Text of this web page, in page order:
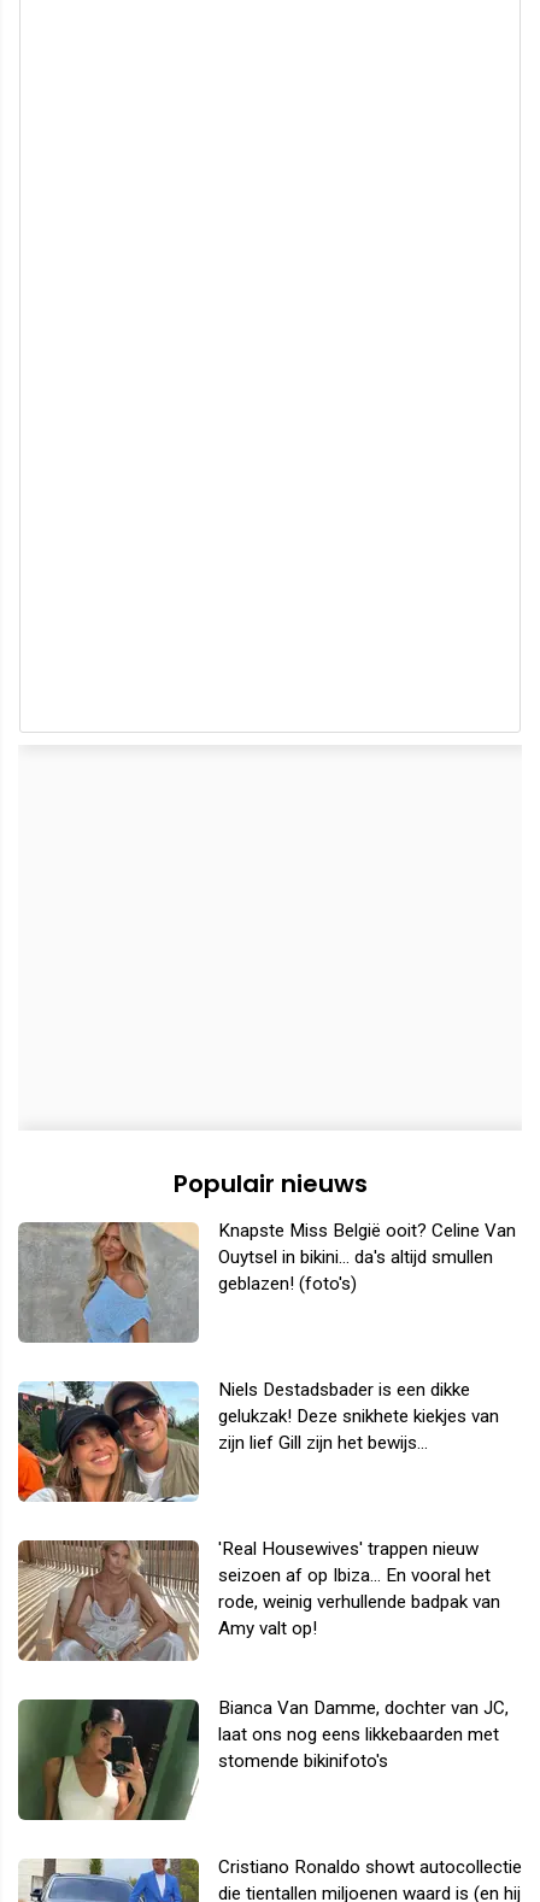
Populair nieuws
Knapste Miss België ooit? Celine Van
Ouytsel in bikini... da's altijd smullen
geblazen! (foto's)
Niels Destadsbader is een dikke
gelukzak! Deze snikhete kiekjes van
zijn lief Gill zijn het bewijs...
'Real Housewives' trappen nieuw
seizoen af op Ibiza... En vooral het
rode, weinig verhullende badpak van
Amy valt op!
Bianca Van Damme, dochter van JC,
laat ons nog eens likkebaarden met
stomende bikinifoto's
Cristiano Ronaldo showt autocollectie
die tientallen miljoenen waard is (en hij